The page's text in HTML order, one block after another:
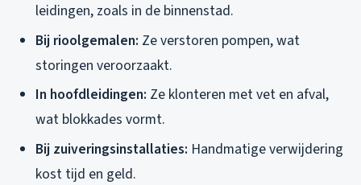
leidingen, zoals in de binnenstad.
Bij rioolgemalen: Ze verstoren pompen, wat
storingen veroorzaakt.
In hoofdleidingen: Ze klonteren met vet en afval,
wat blokkades vormt.
Bij zuiveringsinstallaties: Handmatige verwijdering
kost tijd en geld.